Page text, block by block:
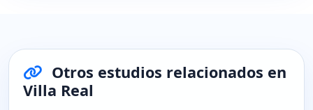
Otros estudios relacionados en
Villa Real